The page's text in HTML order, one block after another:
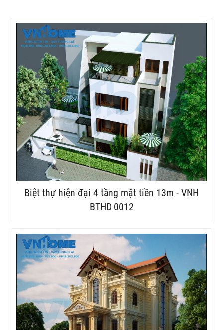
Biệt thự hiện đại 4 tầng mặt tiền 13m - VNH
BTHD 0012